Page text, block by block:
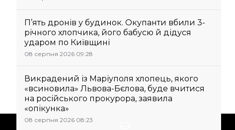
П’ять дронів у будинок. Окупанти вбили 3-
річного хлопчика, його бабусю й дідуся
ударом по Київщині
08 серпня 2026 09:28
Викрадений із Маріуполя хлопець, якого
«всиновила» Львова-Бєлова, буде вчитися
на російського прокурора, заявила
«опікунка»
08 серпня 2026 08:23